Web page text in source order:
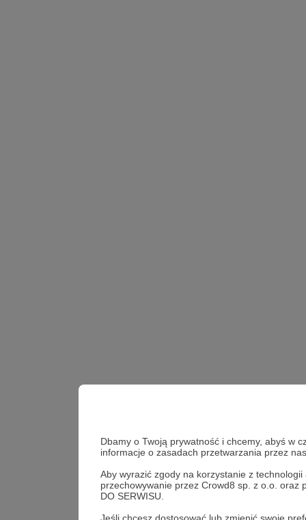
Dbamy o Twoją prywatność i chcemy, abyś w
informacje o zasadach przetwarzania przez
Aby wyrazić zgody na korzystanie z
przechowywanie przez Crowd8 sp. z o.o. oraz
DO SERWISU.